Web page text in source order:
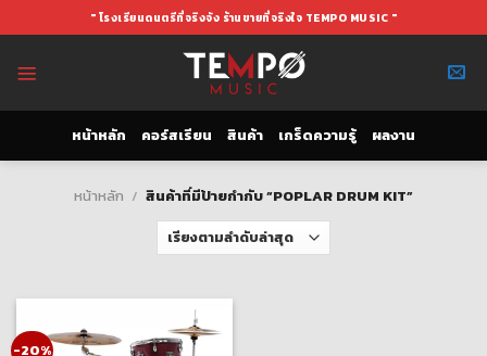
to
" โรงเรียนดนตรีที่จริงจัง ร้านขายที่จริงใจ TEMPO MUSIC "
หน้าหลัก คอร์สเรียน สินค้า เกร็ดความรู้ ผลงาน
หน้าหลัก / สินค้าที่มีป้ายกำกับ “POPLAR DRUM KIT”
-20%